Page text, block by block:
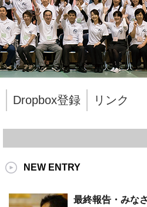
Dropbox登録 リンク
NEW ENTRY
最終報告・みな